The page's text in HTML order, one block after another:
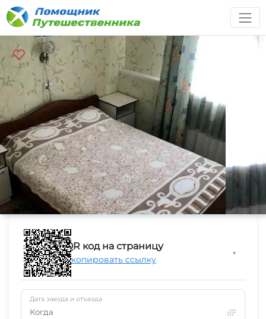
QR код на страницу
Скопировать ссылку
▼
Дата заезда и отъезда
Когда